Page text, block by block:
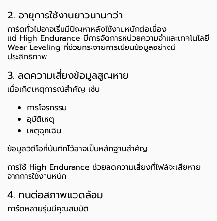
2. อายุการใช้งานยาวนานกว่า
การ์ดทั่วไปอาจเริ่มมีปัญหาหลังใช้งานหนักต่อเนื่อง
แต่ High Endurance มีการจัดการหน่วยความจำและเทคโนโลยี
Wear Leveling ที่ช่วยกระจายการเขียนข้อมูลอย่างมี
ประสิทธิภาพ
3. ลดความเสี่ยงข้อมูลสูญหาย
เมื่อเกิดเหตุการณ์สำคัญ เช่น
การโจรกรรม
อุบัติเหตุ
เหตุฉุกเฉิน
ข้อมูลวิดีโอที่บันทึกไว้อาจเป็นหลักฐานสำคัญ
การใช้ High Endurance ช่วยลดความเสี่ยงที่ไฟล์จะเสียหาย
จากการใช้งานหนัก
4. ทนต่อสภาพแวดล้อม
การ์ดหลายรุ่นมีคุณสมบัติ